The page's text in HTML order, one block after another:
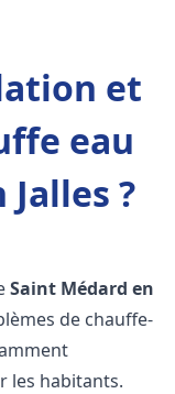
et
eau
?
Saint Médard en
de chauffe-
les habitants.